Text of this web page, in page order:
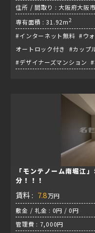
住所 / 間取り : 大阪府大阪
専有面積 : 31.92m2
#インターネット無料 #ウ
オートロック付き #カップ
#デザイナーズマンション
「モンテノーム南堀江
分！！！
賃料 : 7.8万円
敷金 / 礼金 : 0円 / 0円
管理費 : 7,000円